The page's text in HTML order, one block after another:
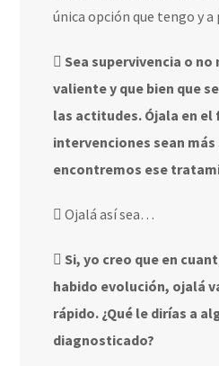
única opción que tengo y a
Sea supervivencia o no
valiente y que bien que
las actitudes. Ójala en
intervenciones sean
encontremos ese
Ojalá así sea…
Si, yo creo que en
habido evolución, ojalá
rápido. ¿Qué le dirías a
diagnosticado?